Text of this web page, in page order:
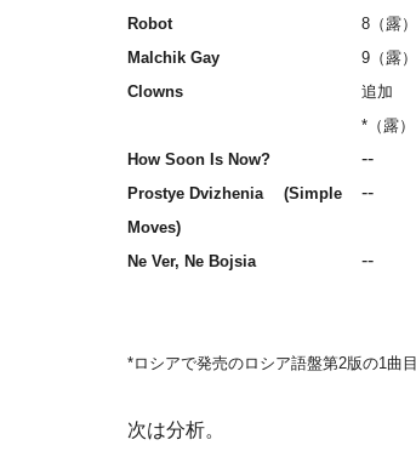
Robot 8（露）
Malchik Gay
9（露）
Clowns
追加
*（露）
How Soon Is Now?
--
Prostye Dvizhenia (Simple
Moves)
--
Ne Ver, Ne Bojsia --
*ロシアで発売のロシア語盤第2版の1曲目
次は分析。